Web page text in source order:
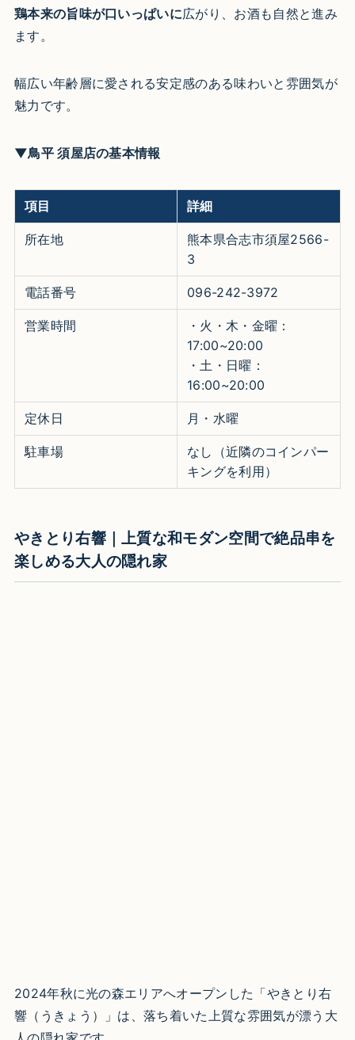
鶏本来の旨味が口いっぱいに広がり、お酒も自然と進み
ます。
幅広い年齢層に愛される安定感のある味わいと雰囲気が
魅力です。
▼鳥平 須屋店の基本情報
項目 詳細
所在地
熊本県合志市須屋2566-
3
電話番号 096-242-3972
営業時間
・火・木・金曜：
17:00~20:00
・土・日曜：
16:00~20:00
定休日 月・水曜
駐車場
なし（近隣のコインパー
キングを利用）
やきとり右響｜上質な和モダン空間で絶品串を
楽しめる大人の隠れ家
2024年秋に光の森エリアへオープンした「やきとり右
響（うきょう）」は、落ち着いた上質な雰囲気が漂う大